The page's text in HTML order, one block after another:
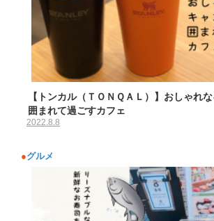
【トンカル（ＴＯＮＱＡＬ）】おしゃれ
囲まれて過ごすカフェ
2022.8.8
●グルメ